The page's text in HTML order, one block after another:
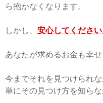
ら抱かなくなります。
しかし、 安心してください
あなたが求めるお金も幸
今までそれを見つけられな
単にその見つけ方を知らな